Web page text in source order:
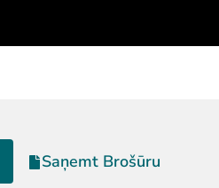
Saņemt Brošūru